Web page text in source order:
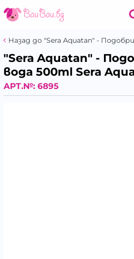
Назад до "Sera Aquatan" -
"Sera Aquatan" -
вода 500ml Sera
АРТ.№: 6895